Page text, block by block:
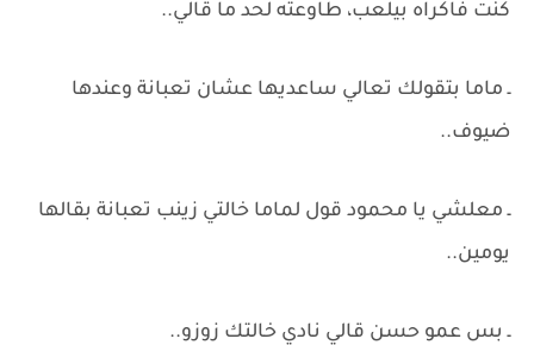
كنت فاكراه بيلعب، طاوعته لحد ما قالي..
ـ ماما بتقولك تعالي ساعديها عشان تعبانة وعندها
ضيوف..
ـ معلشي يا محمود قول لماما خالتي زينب تعبانة بقالها
يومين..
ـ بس عمو حسن قالي نادي خالتك زوزو..